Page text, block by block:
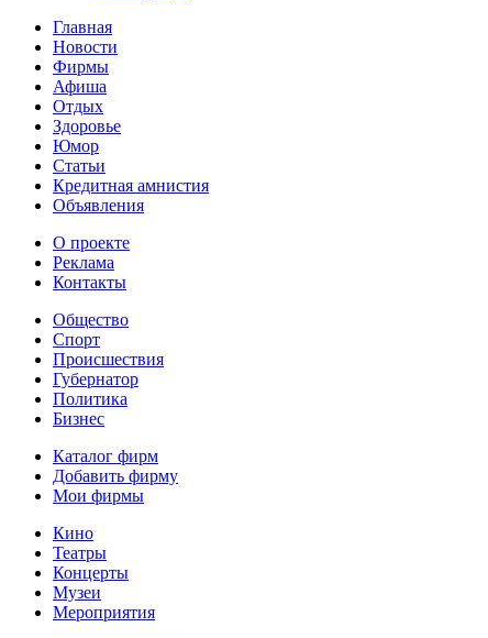
Главная
Новости
Фирмы
Афиша
Отдых
Здоровье
Юмор
Статьи
Кредитная амнистия
Объявления
О проекте
Реклама
Контакты
Общество
Спорт
Происшествия
Губернатор
Политика
Бизнес
Каталог фирм
Добавить фирму
Мои фирмы
Кино
Театры
Концерты
Музеи
Мероприятия